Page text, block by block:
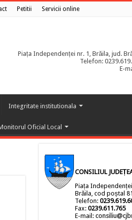
Petitii Servicii online
Piața Independenței nr. 1, Brăila, jud.
Telefon:
E-
Integritate institutionala
Oficial Local
CONSILIUL
Piața
Brăila, cod poștal
Telefon:
Fax: 0239.611.765
E-mail: